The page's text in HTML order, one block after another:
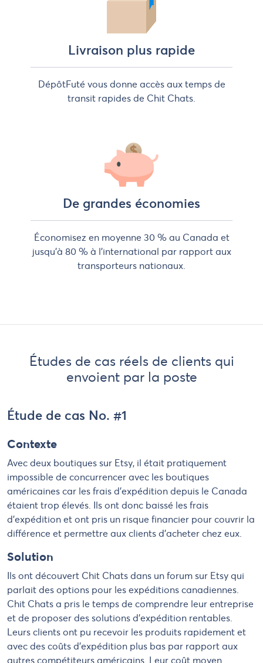
Livraison plus rapide
DépôtFuté vous donne accès aux temps de
transit rapides de Chit Chats.
De grandes économies
Économisez en moyenne 30 % au Canada et
jusqu'à 80 % à l'international par rapport aux
transporteurs nationaux.
Études de cas réels de clients qui
envoient par la poste
Étude de cas No. #1
Contexte
Avec deux boutiques sur Etsy, il était pratiquement
impossible de concurrencer avec les boutiques
américaines car les frais d'expédition depuis le Canada
étaient trop élevés. Ils ont donc baissé les frais
d'expédition et ont pris un risque financier pour couvrir la
différence et permettre aux clients d’acheter chez eux.
Solution
Ils ont découvert Chit Chats dans un forum sur Etsy qui
parlait des options pour les expéditions canadiennes.
Chit Chats a pris le temps de comprendre leur entreprise
et de proposer des solutions d’expédition rentables.
Leurs clients ont pu recevoir les produits rapidement et
avec des coûts d’expédition plus bas par rapport aux
autres compétiteurs américains. Leur coût moyen